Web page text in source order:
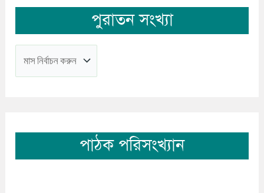
পুরাতন সংখ্যা
পাঠক পরিসংখ্যান